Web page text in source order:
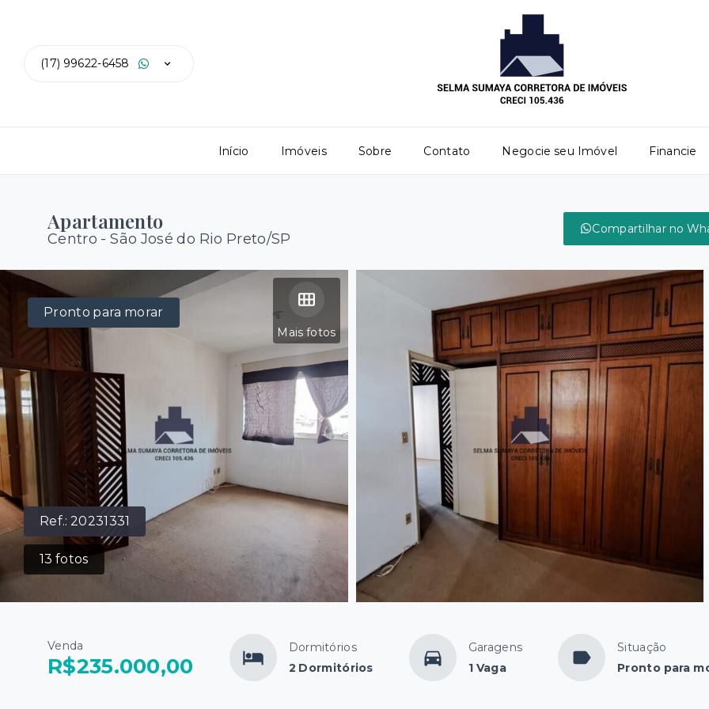
(17) 99622-6458
Início Imóveis Sobre Contato Negocie seu Imóvel Financie
Apartamento
Centro - São José do Rio Preto/SP
Compartilhar no
Ref.: 20231331
13 fotos
Mais fotos
Pronto para morar
Venda
R$235.000,00
Dormitórios
2 Dormitórios
Garagens
1 Vaga
Situação
Pronto para